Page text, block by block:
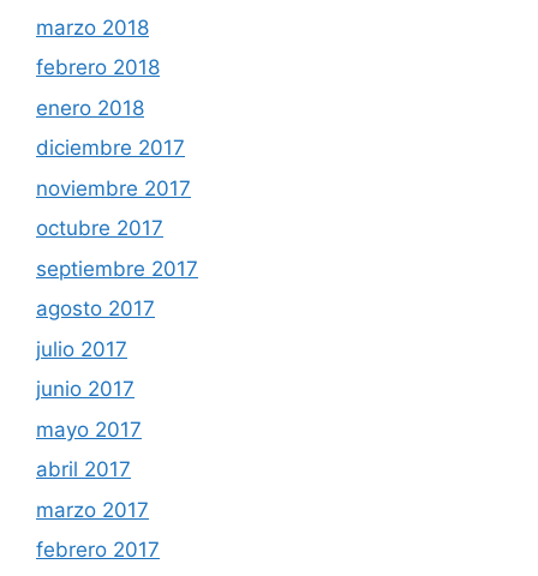
marzo 2018
febrero 2018
enero 2018
diciembre 2017
noviembre 2017
octubre 2017
septiembre 2017
agosto 2017
julio 2017
junio 2017
mayo 2017
abril 2017
marzo 2017
febrero 2017